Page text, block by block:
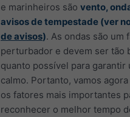
e marinheiros são vento,
avisos de tempestade (ver
de avisos). As ondas são um
perturbador e devem ser tão
quanto possível para garantir
calmo. Portanto, vamos
os fatores mais importantes
reconhecer o melhor tempo